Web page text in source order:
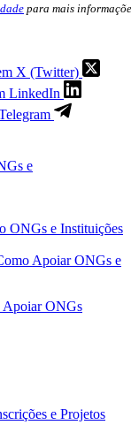
para mais
X (Twitter)
LinkedIn
ONGs e Instituições
Apoiar ONGs e